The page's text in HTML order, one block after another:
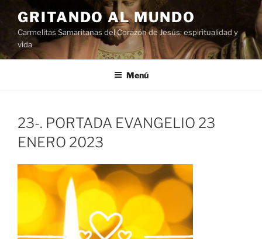
al
contenido
GRITANDO AL MUNDO
Carmelitas Samaritanas del Corazón de Jesús: espiritualidad y
vida
Menú
23-. PORTADA EVANGELIO 23
ENERO 2023